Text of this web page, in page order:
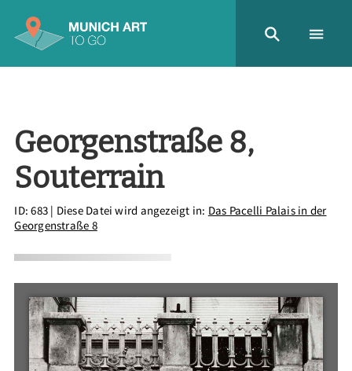
Georgenstraße 8,
Souterrain
ID: 683| Diese Datei wird angezeigt in: Das Pacelli Palais in der
Georgenstraße 8